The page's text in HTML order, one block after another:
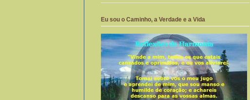
Eu sou o Caminho, a Verdade e a Vida